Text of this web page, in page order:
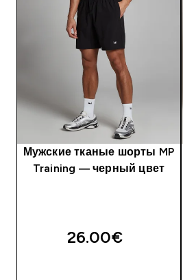
Мужские тканые шорты MP
Training — черный цвет
26.00€‎